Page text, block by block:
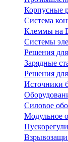
Корпусные
Система
Клеммы на
Системы
Решения
Зарядные
Решения
Источники
Силовое
Модульное